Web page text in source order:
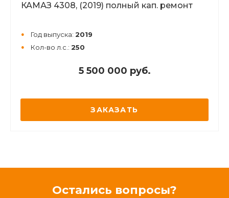
КАМАЗ 4308, (2019) полный кап. ремонт
Год выпуска: 2019
Кол-во л.с.: 250
5 500 000 руб.
ЗАКАЗАТЬ
Остались вопросы?